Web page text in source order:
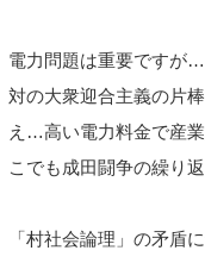
電力問題は重要ですが
対の大衆迎合主義の片
え…高い電力料金で産
こでも成田闘争の繰り返
「村社会論理」の矛盾